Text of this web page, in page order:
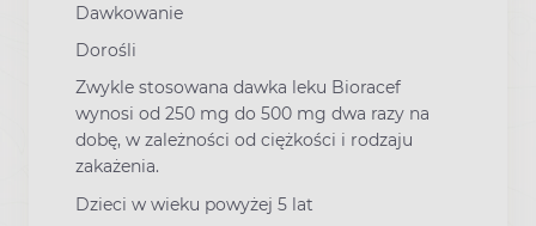
Dawkowanie
Dorośli
Zwykle stosowana dawka leku Bioracef
wynosi od 250 mg do 500 mg dwa razy na
dobę, w zależności od ciężkości i rodzaju
zakażenia.
Dzieci w wieku powyżej 5 lat